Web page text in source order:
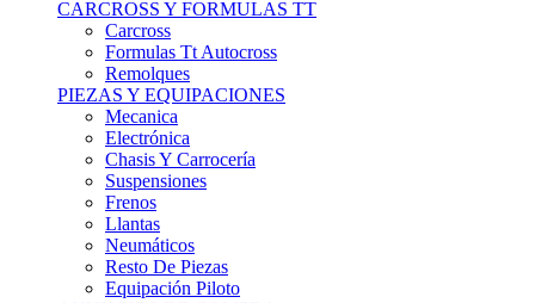
CARCROSS Y FORMULAS TT
Carcross
Formulas Tt Autocross
Remolques
PIEZAS Y EQUIPACIONES
Mecanica
Electrónica
Chasis Y Carrocería
Suspensiones
Frenos
Llantas
Neumáticos
Resto De Piezas
Equipación Piloto